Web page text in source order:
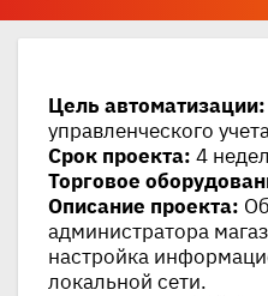
Цель автоматизации:
управленческого
Срок проекта: 4
Торговое
Описание проекта:
администратора
настройка
локальной сети.